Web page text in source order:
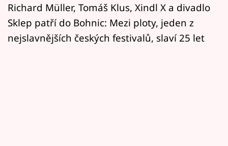
Pořady
Mámy sobě
Richard Müller, Tomáš Klus, Xindl X a divadlo
Sklep patří do Bohnic: Mezi ploty, jeden z
nejslavnějších českých festivalů, slaví 25 let